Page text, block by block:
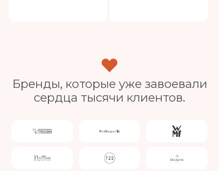
Бренды, которые уже завоевали
сердца тысячи клиентов.